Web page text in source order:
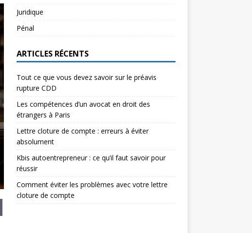
Juridique
Pénal
ARTICLES RÉCENTS
Tout ce que vous devez savoir sur le préavis
rupture CDD
Les compétences d’un avocat en droit des
étrangers à Paris
Lettre cloture de compte : erreurs à éviter
absolument
Kbis autoentrepreneur : ce qu’il faut savoir pour
réussir
Comment éviter les problèmes avec votre lettre
cloture de compte